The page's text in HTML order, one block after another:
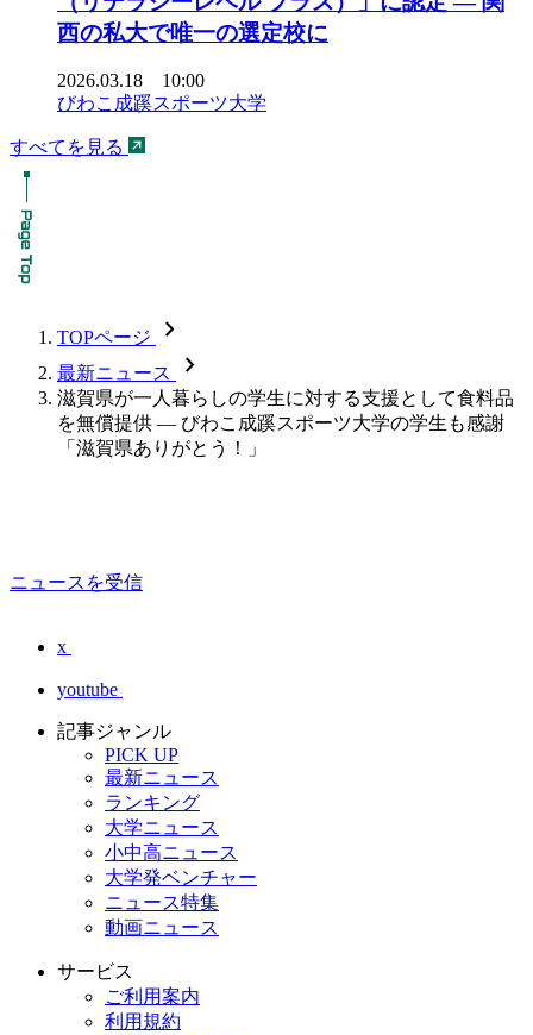
西の私大で唯一の選定校に
2026.03.18 10:00
びわこ成蹊スポーツ大学
すべてを見る
TOPページ chevron_forward
最新ニュース chevron_forward
滋賀県が一人暮らしの学生に対する支援として食料品
を無償提供 — びわこ成蹊スポーツ大学の学生も感謝
「滋賀県ありがとう！」
ニュースを受信
x
youtube
記事ジャンル
PICK UP
最新ニュース
ランキング
大学ニュース
小中高ニュース
大学発ベンチャー
ニュース特集
動画ニュース
サービス
ご利用案内
利用規約